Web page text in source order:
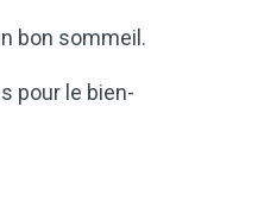
bon sommeil.
pour le bien-